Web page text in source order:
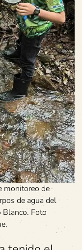
monitoreo de
de agua del
Blanco. Foto